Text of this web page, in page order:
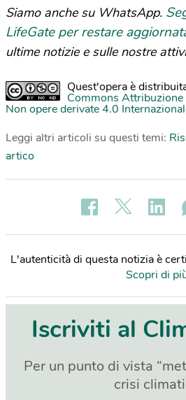
Siamo anche su WhatsApp.
LifeGate per restare
ultime notizie e sulle nostre
Quest'opera è
Commons
Non opere derivate 4.0
Leggi altri articoli su questi temi:
artico
L'autenticità di questa notizia è
Scopri di
Iscriviti al
Per un punto di vista
crisi